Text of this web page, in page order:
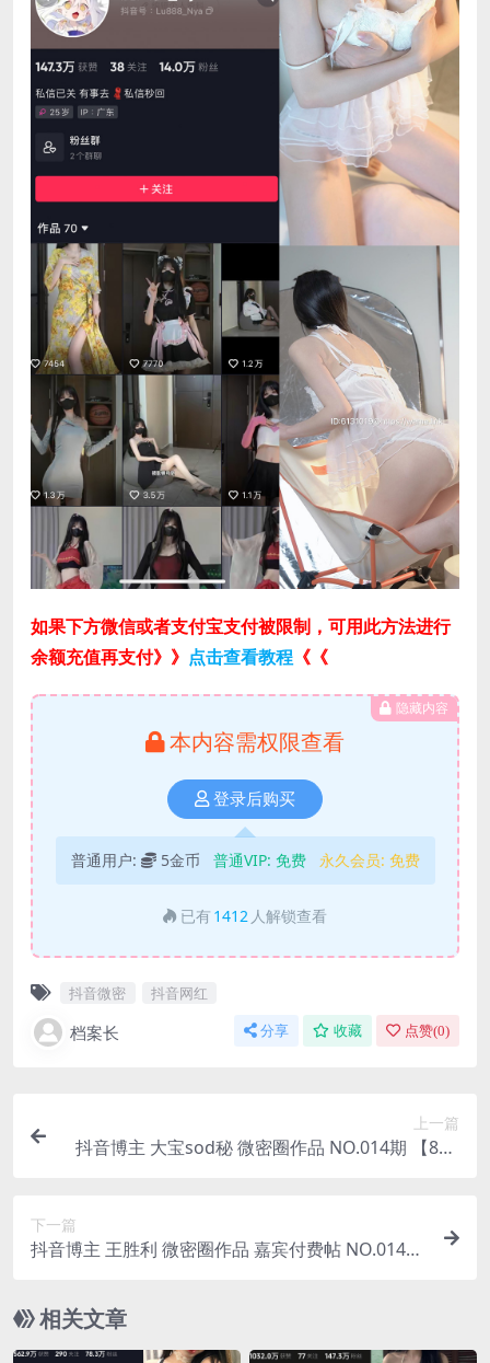
如果下方微信或者支付宝支付被限制，可用此方法进行
余额充值再支付》》 点击查看教程 《《
隐藏内容
本内容需权限查看
登录后购买
普通用户: 5金币 普通VIP: 免费 永久会员: 免费
已有 1412 人解锁查看
抖音微密 抖音网红
档案长 分享 收藏 点赞(0)
上一篇
抖音博主 大宝sod秘 微密圈作品 NO.014期 【8P1
下一篇
抖音博主 王胜利 微密圈作品 嘉宾付费帖 NO.014期
相关文章